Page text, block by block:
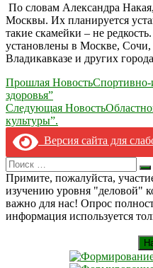
По словам Александра
Москвы. Их планируется
такие скамейки – не
установлены в Москве,
Владикавказе и других
Навигация
по
записям
Прошлая НовостьСпортивно-
здоровья”
Следующая Новость
культуры”.
Версия сайта для
Search
for:
Примите, пожалуйста,
изучению уровня "деловой"
важно для нас! Опрос
информация используется